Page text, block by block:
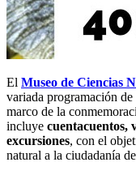
El Museo de Ciencias
variada programación
marco de la
incluye cuentacuentos,
excursiones, con el
natural a la ciudadanía